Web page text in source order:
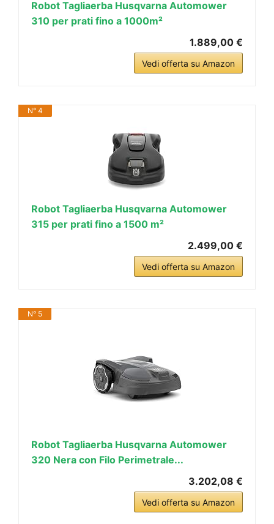
Robot Tagliaerba Husqvarna Automower
310 per prati fino a 1000m²
1.889,00 €
Vedi offerta su Amazon
N° 4
Robot Tagliaerba Husqvarna Automower
315 per prati fino a 1500 m²
2.499,00 €
Vedi offerta su Amazon
N° 5
Robot Tagliaerba Husqvarna Automower
320 Nera con Filo Perimetrale...
3.202,08 €
Vedi offerta su Amazon